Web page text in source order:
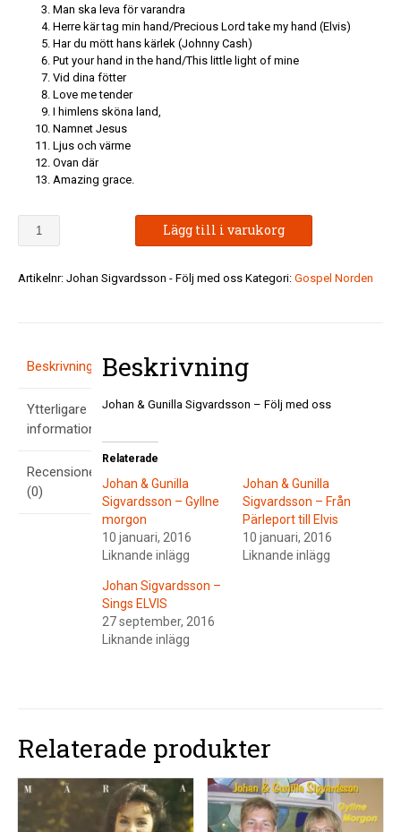
Man ska leva för varandra
Herre kär tag min hand/Precious Lord take my hand (Elvis)
Har du mött hans kärlek (Johnny Cash)
Put your hand in the hand/This little light of mine
Vid dina fötter
Love me tender
I himlens sköna land,
Namnet Jesus
Ljus och värme
Ovan där
Amazing grace.
Sigvardsson
mängd
Lägg till i varukorg
Artikelnr: Johan Sigvardsson - Följ med oss Kategori: Gospel Norden
Beskrivning
Ytterligare
information
Recensioner
(0)
Beskrivning
Johan & Gunilla Sigvardsson – Följ med oss
Relaterade
Johan & Gunilla
Sigvardsson – Gyllne
morgon
10 januari, 2016
Liknande inlägg
Johan & Gunilla
Sigvardsson – Från
Pärleport till Elvis
10 januari, 2016
Liknande inlägg
Johan Sigvardsson –
Sings ELVIS
27 september, 2016
Liknande inlägg
Relaterade produkter